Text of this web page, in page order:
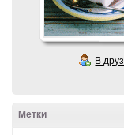
В
Метки